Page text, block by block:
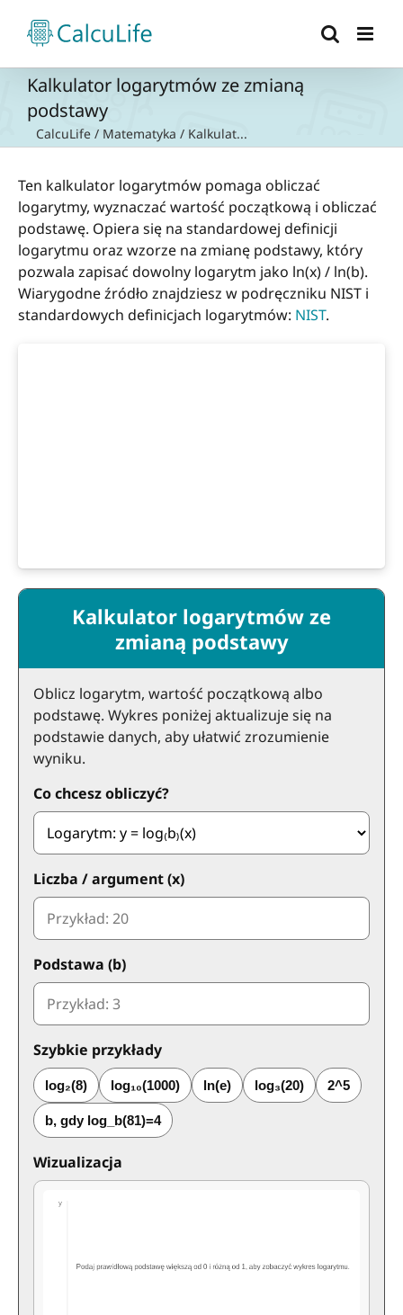
zawartości
Kalkulator logarytmów ze zmianą
podstawy
CalcuLife / Matematyka / Kalkulat...
Ten kalkulator logarytmów pomaga obliczać
logarytmy, wyznaczać wartość początkową i obliczać
podstawę. Opiera się na standardowej definicji
logarytmu oraz wzorze na zmianę podstawy, który
pozwala zapisać dowolny logarytm jako ln(x) / ln(b).
Wiarygodne źródło znajdziesz w podręczniku NIST i
standardowych definicjach logarytmów: NIST.
Kalkulator logarytmów ze
zmianą podstawy
Oblicz logarytm, wartość początkową albo
podstawę. Wykres poniżej aktualizuje się na
podstawie danych, aby ułatwić zrozumienie
wyniku.
Co chcesz obliczyć?
Liczba / argument (x)
Podstawa (b)
Szybkie przykłady
log₂(8) log₁₀(1000) ln(e) log₃(20) 2^5
b, gdy log_b(81)=4
Wizualizacja